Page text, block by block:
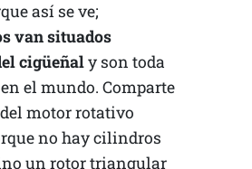
así se ve;
van situados
cigüeñaly son toda
el mundo. Comparte
motor rotativo
no hay cilindros
un rotor triangular